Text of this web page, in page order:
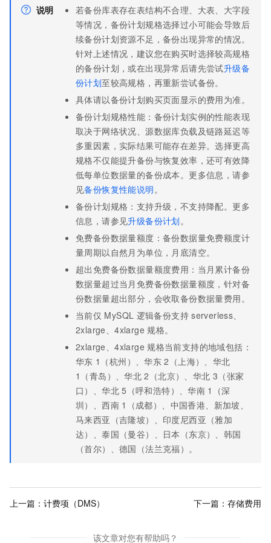
说明
若备份库表存在表结构不合理、大表、大字段
等情况，备份计划规格选择过小可能会导致后
续备份计划资源不足，备份出现异常的情况。
针对上述情况，建议您在购买时选择较高规格
的备份计划，或在出现异常后请先尝试升级备
份计划至较高规格，再重新尝试备份。
具体请以备份计划购买页面显示的费用为准。
备份计划规格性能：备份计划实例的性能表现
取决于网络状况、源数据库负载及链路延迟等
多重因素，实际结果可能存在差异。选择更高
规格不仅能提升备份与恢复效率，还可有效降
低每单位数据量的备份成本。更多信息，请参
见备份恢复性能说明。
备份计划规格：支持升级，不支持降配。更多
信息，请参见升级备份计划。
免费备份数据量额度：备份数据量免费额度计
量周期以自然月为单位，月底清空。
超出免费备份数据量额度费用：当月累计备份
数据量超过当月免费备份数据量额度，针对备
份数据量超出部分，会收取备份数据量费用。
当前仅 MySQL 逻辑备份支持 serverless、
2xlarge、4xlarge 规格。
2xlarge、4xlarge 规格当前支持的地域包括：
华东 1（杭州）、华东 2（上海）、华北
1（青岛）、华北 2（北京）、华北 3（张家
口）、华北 5（呼和浩特）、华南 1（深
圳）、西南 1（成都）、中国香港、新加坡、
马来西亚（吉隆坡）、印度尼西亚（雅加
达）、泰国（曼谷）、日本（东京）、韩国
（首尔）、德国（法兰克福）。
上一篇： 计费项（DMS） 下一篇： 存储费用
该文章对您有帮助吗？